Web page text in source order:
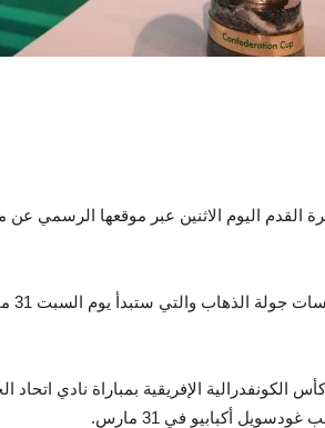
القدم اليوم الاثنين عبر موقعها الرسمي عن
الإفريقية بمباراة نادي اتحاد
أكبابيو في 31 مارس.